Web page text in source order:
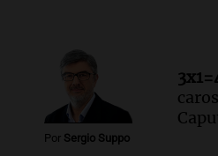
Deportes Rosario
Por Sergio Suppo